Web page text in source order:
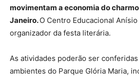
movimentam a economia do
Janeiro.O Centro Educacional
organizador da festa literária.
As atividades poderão ser
ambientes do Parque Glória Maria,